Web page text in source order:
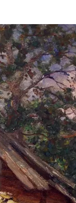
информация
добраться
прославившие
и буклеты